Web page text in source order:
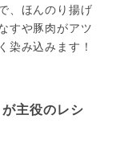
、ほんのり揚げ
すや豚肉がアツ
染み込みます！
主役のレシ